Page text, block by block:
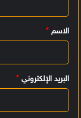
ي
ق
الاسم *
البريد الإلكتروني *